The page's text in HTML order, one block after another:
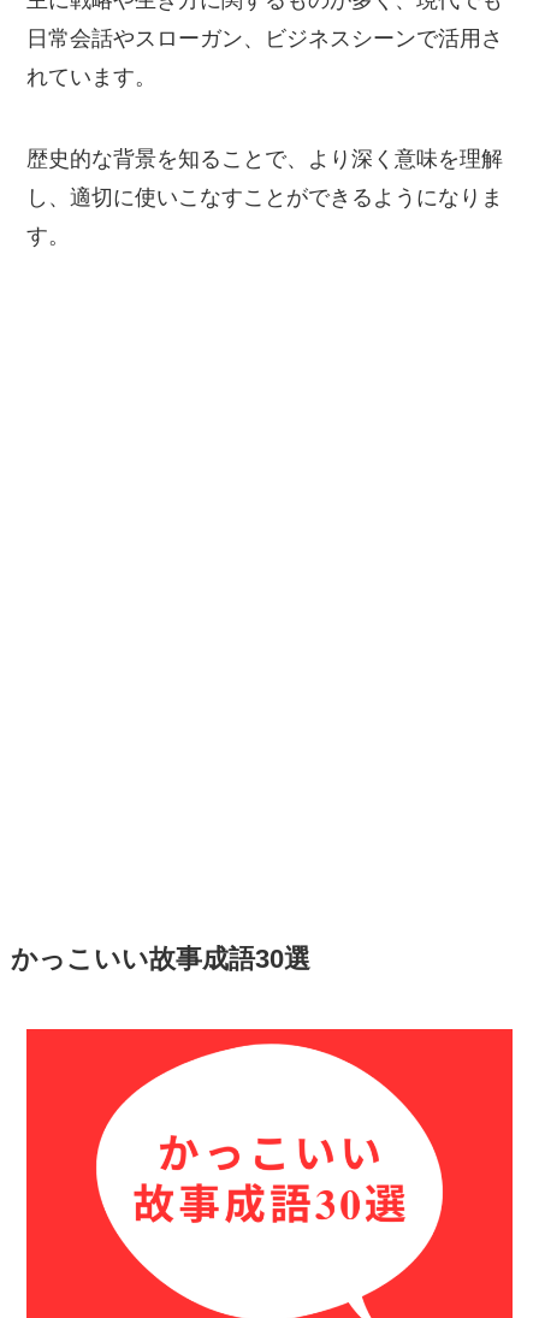
日常会話やスローガン、ビジネスシーンで活用さ
れています。
歴史的な背景を知ることで、より深く意味を理解
し、適切に使いこなすことができるようになりま
す。
かっこいい故事成語30選